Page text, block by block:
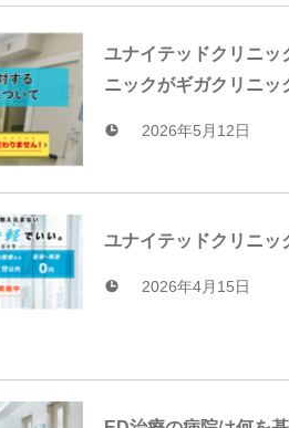
ユナイテッドクリニッ
ニックがギガクリニッ
2026年5月12日
ユナイテッドクリニッ
2026年4月15日